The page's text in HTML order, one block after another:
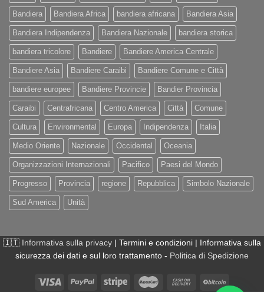
Bandiera Bandiera Africa bandiera africana Bandiera Asia
Bandiera Indipendenza Bandiera Nazionale bandiera storica
bandiera tricolore Bandiere Bandiere America Centrale
Bandiere Asia Bandiere Caraibi Bandiere Comune e Città
bandiere europee Bandiere Provincie Bandier Provincia
Caraibi Centrafricana Centro America Città Comune
Cultura Environmental Europa Indipendenza Italia
Medio Oriente Nazionale Occidental Oceania
Organizzazioni Internazionali Pacifico Paesi del Mondo
Progresso Provincia regione Repubblica Simbolo Nazionale
Sud America Unità
🇮🇹 Informativa sulla privacy | Termini e condizioni | Informativa sulla
sicurezza dei dati e sul loro trattamento - Politica di Spedizione